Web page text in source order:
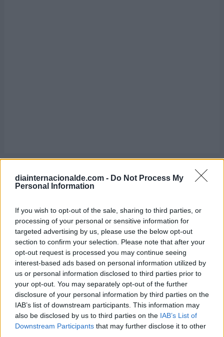
diainternacionalde.com - Do Not Process My
Personal Information
If you wish to opt-out of the sale, sharing to third parties, or
processing of your personal or sensitive information for
targeted advertising by us, please use the below opt-out
section to confirm your selection. Please note that after your
opt-out request is processed you may continue seeing
interest-based ads based on personal information utilized by
us or personal information disclosed to third parties prior to
your opt-out. You may separately opt-out of the further
disclosure of your personal information by third parties on the
IAB’s list of downstream participants. This information may
also be disclosed by us to third parties on the IAB’s List of
Downstream Participants that may further disclose it to other
Día Mundial de los Faros